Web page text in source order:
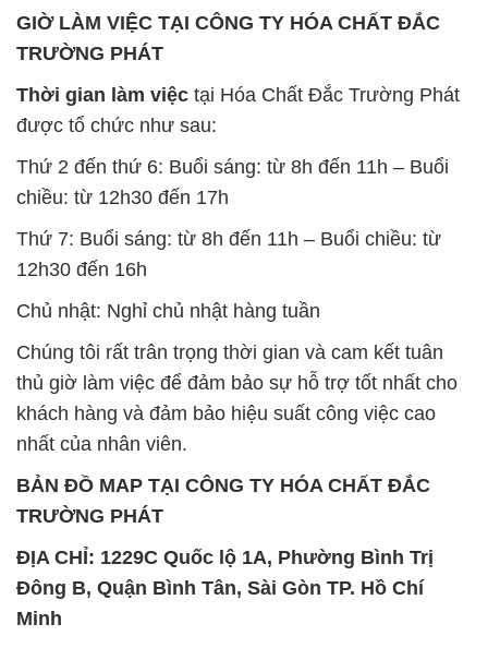
GIỜ LÀM VIỆC TẠI CÔNG TY HÓA CHẤT ĐẮC
TRƯỜNG PHÁT
Thời gian làm việc tại Hóa Chất Đắc Trường Phát
được tổ chức như sau:
Thứ 2 đến thứ 6: Buổi sáng: từ 8h đến 11h – Buổi
chiều: từ 12h30 đến 17h
Thứ 7: Buổi sáng: từ 8h đến 11h – Buổi chiều: từ
12h30 đến 16h
Chủ nhật: Nghỉ chủ nhật hàng tuần
Chúng tôi rất trân trọng thời gian và cam kết tuân
thủ giờ làm việc để đảm bảo sự hỗ trợ tốt nhất cho
khách hàng và đảm bảo hiệu suất công việc cao
nhất của nhân viên.
BẢN ĐỒ MAP TẠI CÔNG TY HÓA CHẤT ĐẮC
TRƯỜNG PHÁT
ĐỊA CHỈ: 1229C Quốc lộ 1A, Phường Bình Trị
Đông B, Quận Bình Tân, Sài Gòn TP. Hồ Chí
Minh